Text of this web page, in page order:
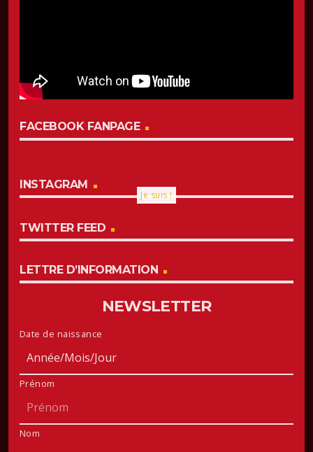
FACEBOOK FANPAGE
INSTAGRAM
Je suis !
TWITTER FEED
LETTRE D’INFORMATION
NEWSLETTER
Date de naissance
Prénom
Nom